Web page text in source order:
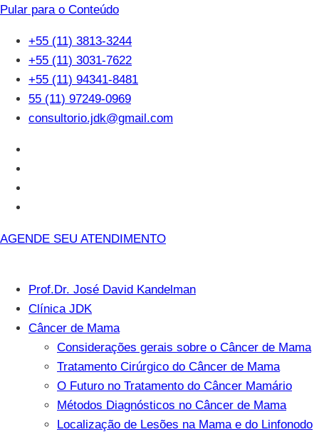
Pular para o Conteúdo
+55 (11) 3813-3244
+55 (11) 3031-7622
+55 (11) 94341-8481
55 (11) 97249-0969
consultorio.jdk@gmail.com
AGENDE SEU ATENDIMENTO
Prof.Dr. José David Kandelman
Clínica JDK
Câncer de Mama
Considerações gerais sobre o Câncer de Mama
Tratamento Cirúrgico do Câncer de Mama
O Futuro no Tratamento do Câncer Mamário
Métodos Diagnósticos no Câncer de Mama
Localização de Lesões na Mama e do Linfonodo